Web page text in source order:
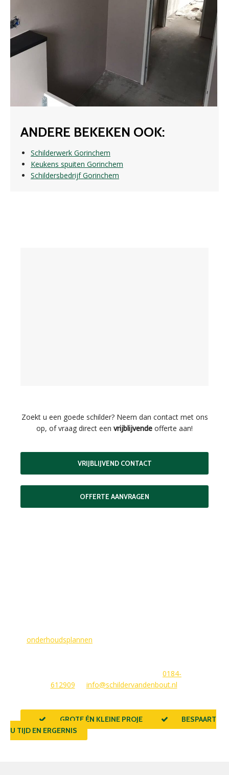
ANDERE BEKEKEN OOK:
Schilderwerk Gorinchem
Keukens spuiten Gorinchem
Schildersbedrijf Gorinchem
Zoekt u een goede schilder? Neem dan contact met ons
op, of vraag direct een vrijblijvende offerte aan!
VRIJBLIJVEND CONTACT
OFFERTE AANVRAGEN
onderhoudsplannen
0184-
612909
info@schildervandenbout.nl
GROTE ÉN KLEINE PROJECTEN
BESPAART
U TIJD EN ERGERNIS